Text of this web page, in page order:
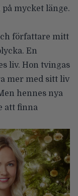
mycket länge.
författare mitt
En
liv. Hon tvingas
mer med sitt liv
hennes nya
att finna